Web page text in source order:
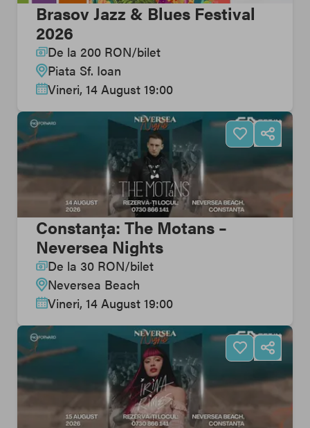
Brasov Jazz & Blues Festival
2026
De la 200 RON/bilet
Piata Sf. Ioan
Vineri, 14 August 19:00
Constanța: The Motans –
Neversea Nights
De la 30 RON/bilet
Neversea Beach
Vineri, 14 August 19:00